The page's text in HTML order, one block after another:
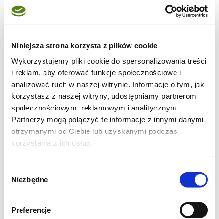
Niniejsza strona korzysta z plików cookie
Wykorzystujemy pliki cookie do spersonalizowania treści
i reklam, aby oferować funkcje społecznościowe i
analizować ruch w naszej witrynie. Informacje o tym, jak
korzystasz z naszej witryny, udostępniamy partnerom
społecznościowym, reklamowym i analitycznym.
Partnerzy mogą połączyć te informacje z innymi danymi
otrzymanymi od Ciebie lub uzyskanymi podczas
korzystania z ich usług.
zgody
Niezbędne
Preferencje
100g sera feta, pokrojonego w kostkę
100g mieszanej sałaty, np. rukoli,
szpinaku i jarmużu
2 łyżki miodu
2 łyżki octu balsamicznego
3 łyżki oliwy z oliwek
Sól i świeżo mielony pieprz do smaku